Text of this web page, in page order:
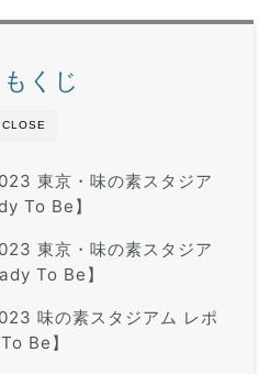
CLOSE
もくじ
東京・味の素スタジア
To Be】
東京・味の素スタジア
To Be】
味の素スタジアム レポ
Be】